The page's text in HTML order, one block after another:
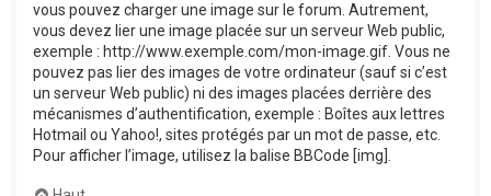
vous pouvez charger une image sur le forum. Autrement,
vous devez lier une image placée sur un serveur Web public,
exemple : http://www.exemple.com/mon-image.gif. Vous ne
pouvez pas lier des images de votre ordinateur (sauf si c’est
un serveur Web public) ni des images placées derrière des
mécanismes d’authentification, exemple : Boîtes aux lettres
Hotmail ou Yahoo!, sites protégés par un mot de passe, etc.
Pour afficher l’image, utilisez la balise BBCode [img].